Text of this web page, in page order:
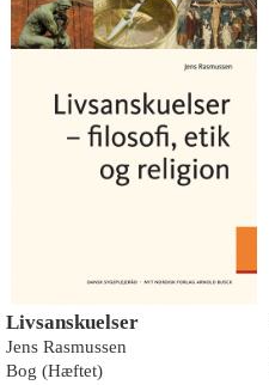
Livsanskuelser
Jens Rasmussen
Bog (Hæftet)